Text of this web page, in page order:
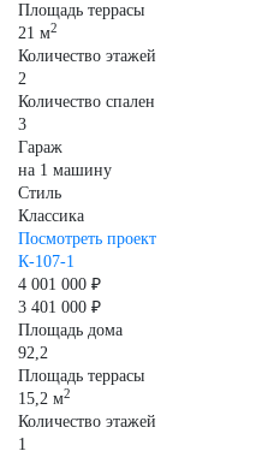
Площадь террасы
21 м2
Количество этажей
2
Количество спален
3
Гараж
на 1 машину
Стиль
Классика
Посмотреть проект
К-107-1
4 001 000 ₽
3 401 000 ₽
Площадь дома
92,2
Площадь террасы
15,2 м2
Количество этажей
1